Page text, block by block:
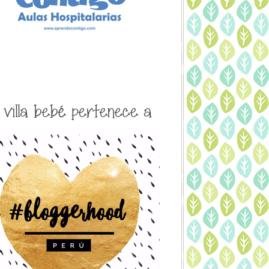
bebé pertenece a